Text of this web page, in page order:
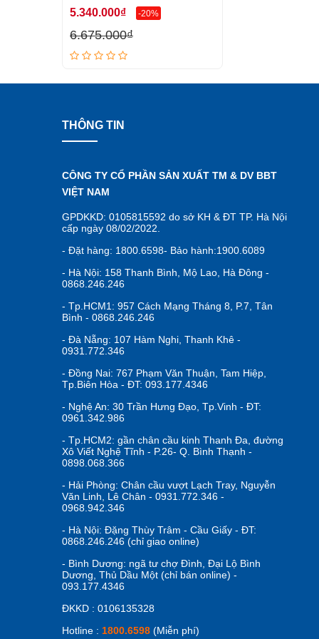
Ngoài ra, xe ô tô cho bé BBT-8989 còn có 4 bánh đặc
những trải nghiệm tuyệt vời hơn.
5.340.000₫ -20%
6.675.000₫
THÔNG TIN
CÔNG TY CỔ PHẦN SẢN XUẤT TM & DV BBT
VIỆT NAM
GPDKKD: 0105815592 do sở KH & ĐT TP. Hà Nội
cấp ngày 08/02/2022.
- Đặt hàng: 1800.6598- Bảo hành:1900.6089
- Hà Nội: 158 Thanh Bình, Mộ Lao, Hà Đông -
0868.246.246
- Tp.HCM1: 957 Cách Mạng Tháng 8, P.7, Tân
Bình - 0868.246.246
- Đà Nẵng: 107 Hàm Nghi, Thanh Khê -
0931.772.346
- Đồng Nai: 767 Phạm Văn Thuận, Tam Hiệp,
Tp.Biên Hòa - ĐT: 093.177.4346
- Nghệ An: 30 Trần Hưng Đạo, Tp.Vinh - ĐT:
0961.342.986
- Tp.HCM2: gần chân cầu kinh Thanh Đa, đường
Xô Viết Nghệ Tĩnh - P.26- Q. Bình Thạnh -
0898.068.366
- Hải Phòng: Chân cầu vượt Lạch Tray, Nguyễn
Văn Linh, Lê Chân - 0931.772.346 -
0968.942.346
- Hà Nội: Đặng Thùy Trâm - Cầu Giấy - ĐT:
0868.246.246 (chỉ giao online)
- Bình Dương: ngã tư chợ Đình, Đại Lộ Bình
Dương, Thủ Dầu Một (chỉ bán online) -
093.177.4346
ĐKKD : 0106135328
Hotline : 1800.6598 (Miễn phí)